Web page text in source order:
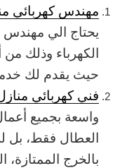
مهندس كهربائي
يحتاج الي
الكهرباء وذلك
حيث يقدم لك
فني كهربائي
واسعة بجميع
العطال فقط، بل
بالخرج